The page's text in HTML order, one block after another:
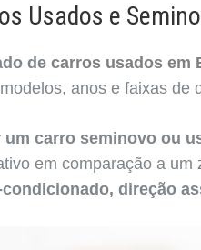
Usados e
de carros usados em
anos e faixas de
carro seminovo ou
em comparação a um
condicionado, direção